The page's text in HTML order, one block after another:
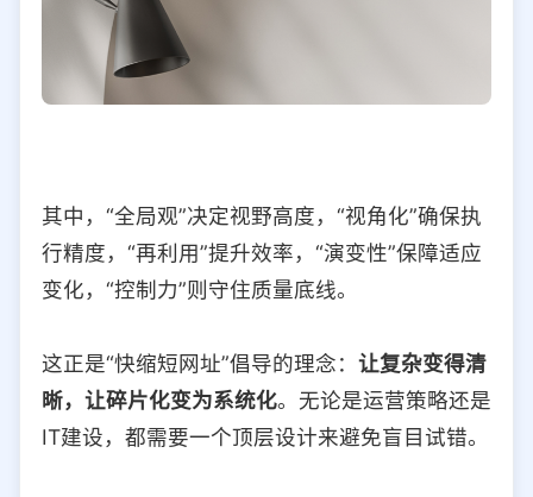
其中，“全局观”决定视野高度，“视角化”确保执
行精度，“再利用”提升效率，“演变性”保障适应
变化，“控制力”则守住质量底线。
这正是“快缩短网址”倡导的理念： 让复杂变得清
晰，让碎片化变为系统化。无论是运营策略还是
IT建设，都需要一个顶层设计来避免盲目试错。